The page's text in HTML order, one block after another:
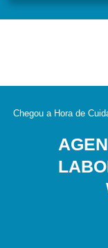
Chegou a Hora de